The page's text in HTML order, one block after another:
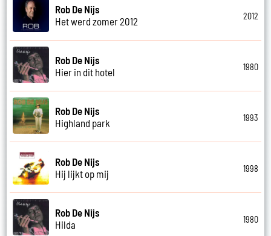
Rob De Nijs
Het werd zomer 2012
2012
Rob De Nijs
Hier in dit hotel
1980
Rob De Nijs
Highland park
1993
Rob De Nijs
Hij lijkt op mij
1998
Rob De Nijs
Hilda
1980